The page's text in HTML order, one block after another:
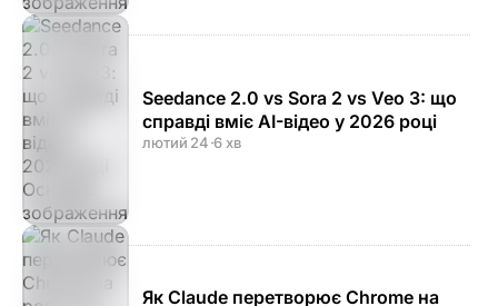
Seedance 2.0 vs Sora 2 vs Veo 3: що
справді вміє AI-відео у 2026 році
лютий 24·6 хв
Як Claude перетворює Chrome на